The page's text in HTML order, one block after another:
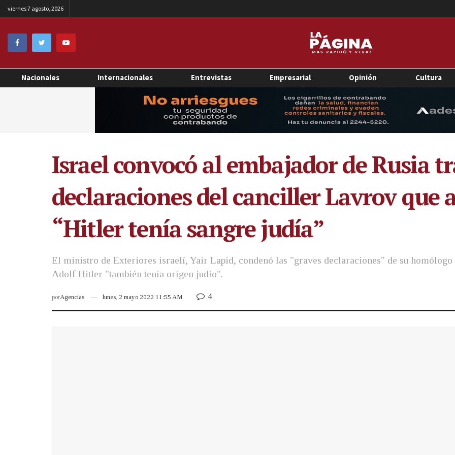
viernes 7 agosto, 2026
Nacionales Internacionales Entrevistas Empresarial Opinión Cultura
Israel convocó al embajador de Rusia
declaraciones del canciller Lavrov que
“Hitler tenía sangre judía”
El ministro de Exteriores israelí, Yair Lapid, condenó las "graves declaraciones" de su
Adolf Hitler "también tenía orígen judío".
porAgencias lunes, 2 mayo 2022 11:55 AM 4